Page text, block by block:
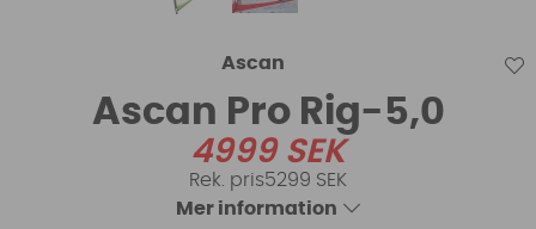
Ascan
Ascan Pro Rig-5,0
4999SEK
5299 SEK
Mer information